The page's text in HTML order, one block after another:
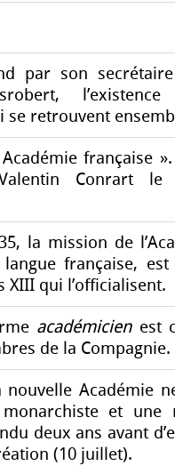
par son
l’existence
se retrouvent
Académie française
Conrart le
la mission de
française,
XIII qui l’officialisent.
académicien est
de la Compagnie.
nouvelle Académie
et une
deux ans avant
(10 juillet).